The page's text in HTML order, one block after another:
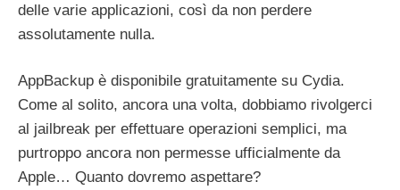
delle varie applicazioni, così da non perdere
assolutamente nulla.
AppBackup è disponibile gratuitamente su Cydia.
Come al solito, ancora una volta, dobbiamo rivolgerci
al jailbreak per effettuare operazioni semplici, ma
purtroppo ancora non permesse ufficialmente da
Apple… Quanto dovremo aspettare?